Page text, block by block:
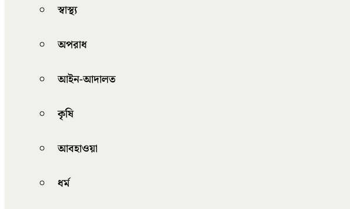
স্বাস্থ্য
অপরাধ
আইন-আদালত
কৃষি
আবহাওয়া
ধর্ম